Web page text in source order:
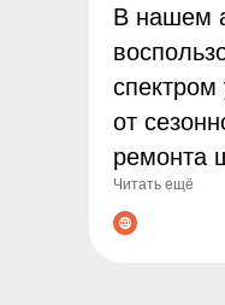
В нашем
от
ремонта
Мы
Читать ещё